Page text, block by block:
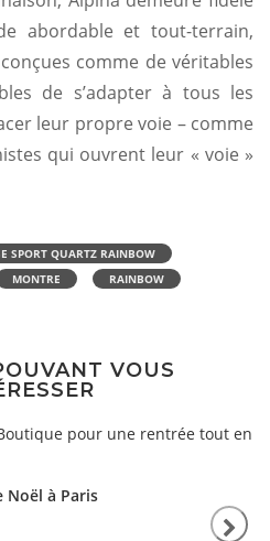
abordable et tout-terrain,
comme de véritables
de s’adapter à tous les
leur propre voie – comme
qui ouvrent leur « voie »
SPORT QUARTZ RAINBOW
MONTRE
RAINBOW
VOUS
Noël à Paris